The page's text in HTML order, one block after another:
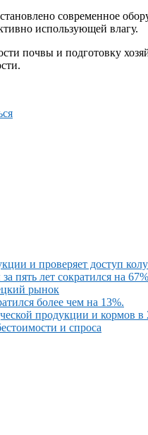
современное
использующей влагу.
почвы и подготовку
и проверяет доступ
пять лет сократился на 67%
рынок
более чем на 13%.
продукции и кормов в
и спроса